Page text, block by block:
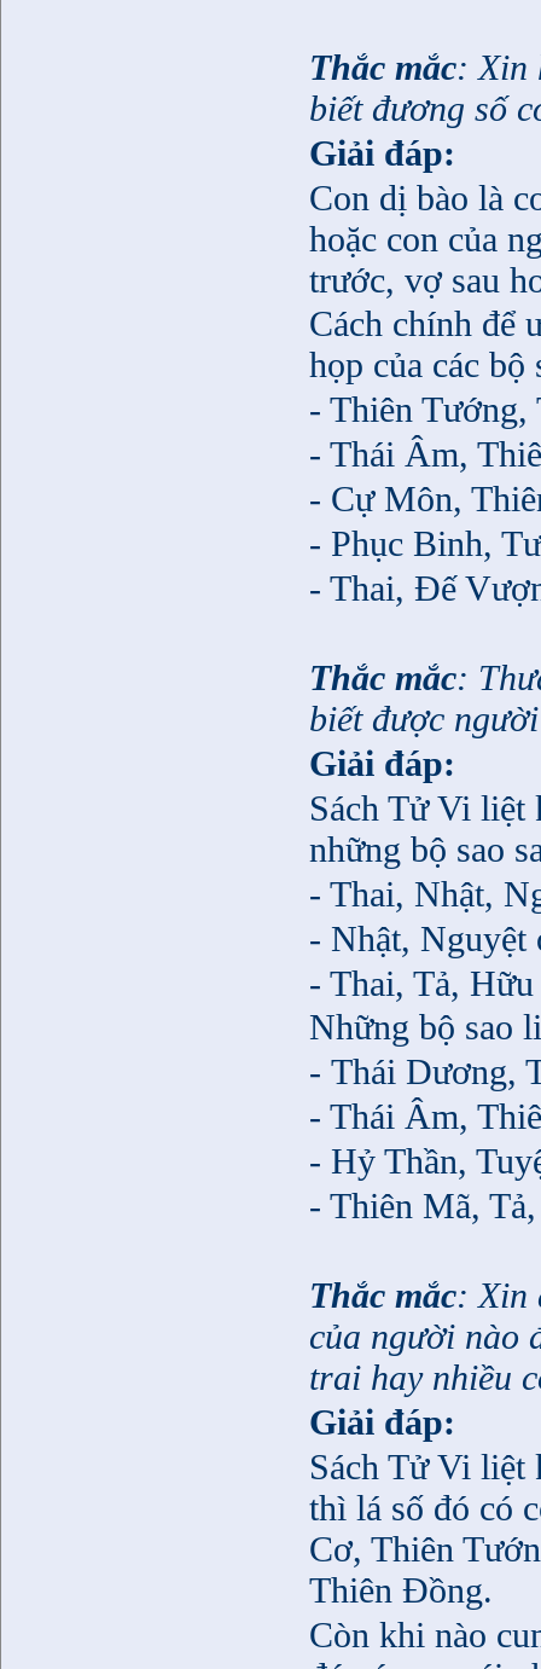
Thắc mắc: Xin
biết đương số
Giải đáp:
Con dị bào là
hoặc con của
trước, vợ sau
Cách chính để
họp của các bộ
- Thiên Tướng,
- Thái Âm,
- Cự Môn,
- Phục Binh,
- Thai, Đế
Thắc mắc:
biết được
Giải đáp:
Sách Tử Vi liệt
những bộ sao
- Thai, Nhật,
- Nhật, Nguyệt
- Thai, Tả,
Những bộ sao
- Thái Dương,
- Thái Âm,
- Hỷ Thần,
- Thiên Mã,
Thắc mắc: Xin
của người nào
trai hay nhiều
Giải đáp:
Sách Tử Vi liệt
thì lá số đó có
Cơ, Thiên
Thiên Đồng.
Còn khi nào